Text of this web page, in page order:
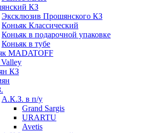
КЗ
Эксклюзив Прошянского КЗ
Коньяк Классический
Коньяк в подарочной упаковке
Коньяк в тубе
MADATOFF
КЗ
А.К.З. в п/у
Grand Sargis
URARTU
Avetis